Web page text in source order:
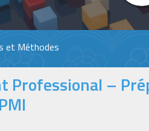
et Méthodes
Professional –